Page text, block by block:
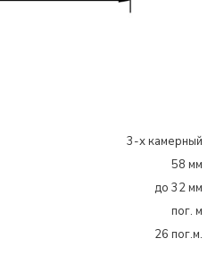
3-х камерный
58 мм
до 32 мм
пог. м
26 пог.м.